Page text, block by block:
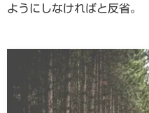
ようにしなければと反省。